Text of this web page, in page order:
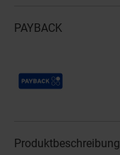
PAYBACK
Payback Punkte
Produktbeschreibung